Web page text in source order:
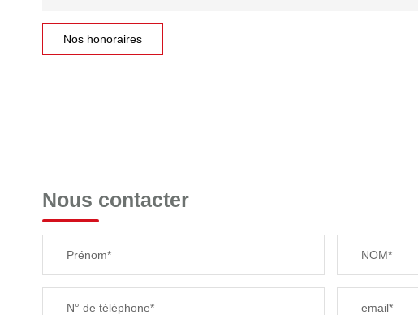
Nos honoraires
Nous contacter
Prénom* NOM*
N° de téléphone* email*